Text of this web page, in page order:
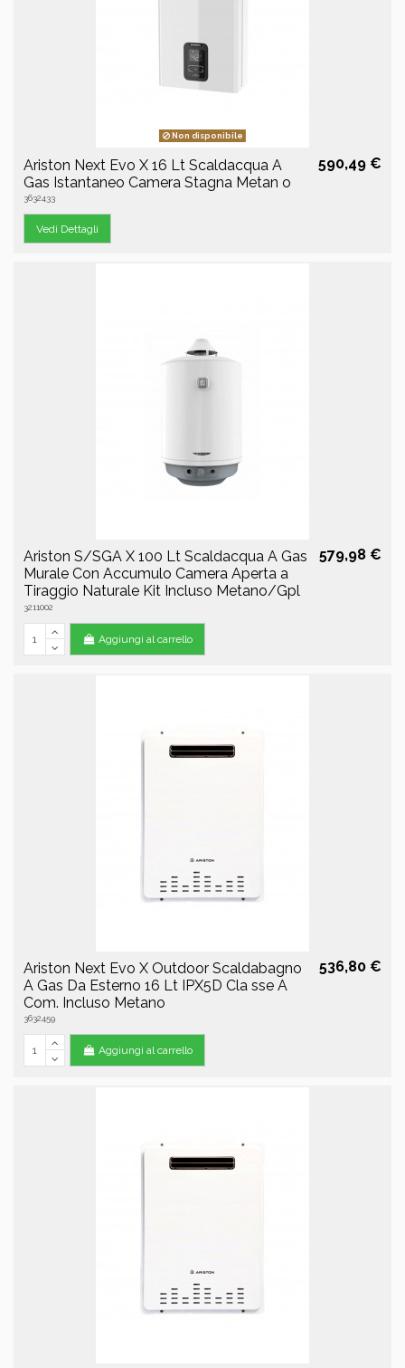
Non disponibile
Ariston Next Evo X 16 Lt Scaldacqua A
Gas Istantaneo Camera Stagna Metan o
3632433
590,49 €
Vedi Dettagli
Ariston S/SGA X 100 Lt Scaldacqua A Gas
Murale Con Accumulo Camera Aperta a
Tiraggio Naturale Kit Incluso Metano/Gpl
3211002
579,98 €
Aggiungi al carrello
Ariston Next Evo X Outdoor Scaldabagno
A Gas Da Esterno 16 Lt IPX5D Cla sse A
Com. Incluso Metano
3632459
536,80 €
Aggiungi al carrello